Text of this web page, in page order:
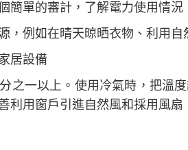
簡單的審計，了解電力使用情
，例如在晴天晾晒衣物、利用自
居設備
之一以上。使用冷氣時，把溫
利用窗戶引進自然風和採用風扇